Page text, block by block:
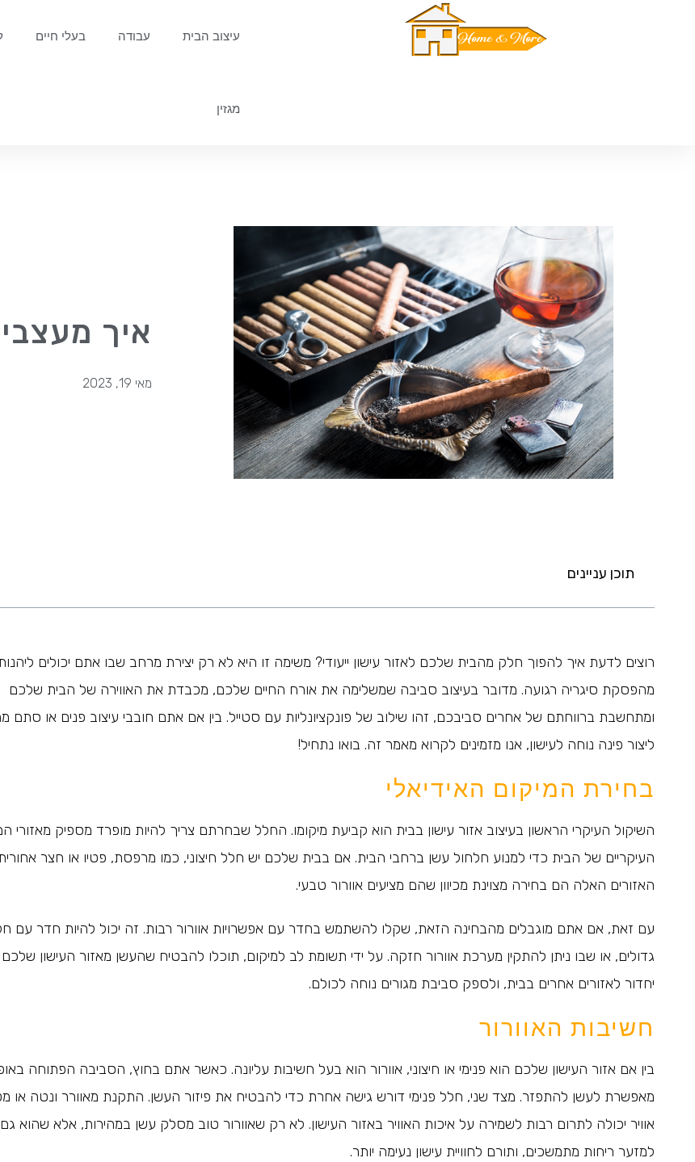
עיצוב הבית עבודה בעלי חיים
מגזין
איך
מאי 19, 2023
תוכן עניינים
רוצים לדעת איך להפוך חלק מהבית שלכם לאזור עישון ייעודי? משימה זו היא לא רק יצירת מרחב שבו אתם יכולים
מהפסקת סיגריה רגועה. מדובר בעיצוב סביבה שמשלימה את אורח החיים שלכם, מכבדת את האווירה של הבית שלכם
ומתחשבת ברווחתם של אחרים סביבכם, זהו שילוב של פונקציונליות עם סטייל. בין אם אתם חובבי עיצוב פנים או סתם
ליצור פינה נוחה לעישון, אנו מזמינים לקרוא מאמר זה. בואו נתחיל!
בחירת המיקום האידיאלי
השיקול העיקרי הראשון בעיצוב אזור עישון בבית הוא קביעת מיקומו. החלל שבחרתם צריך להיות מופרד מספיק מאזורי
העיקריים של הבית כדי למנוע חלחול עשן ברחבי הבית. אם בבית שלכם יש חלל חיצוני, כמו מרפסת, פטיו או חצר
האזורים האלה הם בחירה מצוינת מכיוון שהם מציעים אוורור טבעי.
עם זאת, אם אתם מוגבלים מהבחינה הזאת, שקלו להשתמש בחדר עם אפשרויות אוורור רבות. זה יכול להיות חדר עם
גדולים, או שבו ניתן להתקין מערכת אוורור חזקה. על ידי תשומת לב למיקום, תוכלו להבטיח שהעשן מאזור העישון
יחדור לאזורים אחרים בבית, ולספק סביבת מגורים נוחה לכולם.
חשיבות האוורור
בין אם אזור העישון שלכם הוא פנימי או חיצוני, אוורור הוא בעל חשיבות עליונה. כאשר אתם בחוץ, הסביבה הפתוחה
מאפשרת לעשן להתפזר. מצד שני, חלל פנימי דורש גישה אחרת כדי להבטיח את פיזור העשן. התקנת מאוורר ונטה או
אוויר יכולה לתרום רבות לשמירה על איכות האוויר באזור העישון. לא רק שאוורור טוב מסלק עשן במהירות, אלא שהוא
למזער ריחות מתמשכים, ותורם לחוויית עישון נעימה יותר.